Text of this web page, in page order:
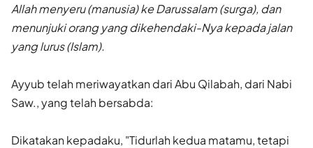
Allah menyeru (manusia) ke Darussalam (surga), dan
menunjuki orang yang dikehendaki-Nya kepada jalan
yang lurus (Islam).
Ayyub telah meriwayatkan dari Abu Qilabah, dari Nabi
Saw., yang telah bersabda:
Dikatakan kepadaku, "Tidurlah kedua matamu, tetapi